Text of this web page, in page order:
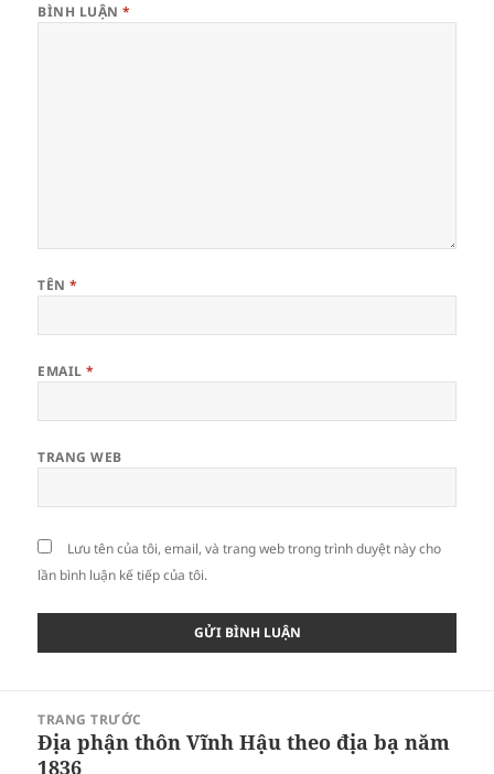
BÌNH LUẬN*
TÊN*
EMAIL*
TRANG WEB
Lưu tên của tôi, email, và trang web trong trình duyệt này cho
lần bình luận kế tiếp của tôi.
hướngTRANG TRƯỚC
Bài
viết
Địa phận thôn Vĩnh Hậu theo địa bạ năm
1836